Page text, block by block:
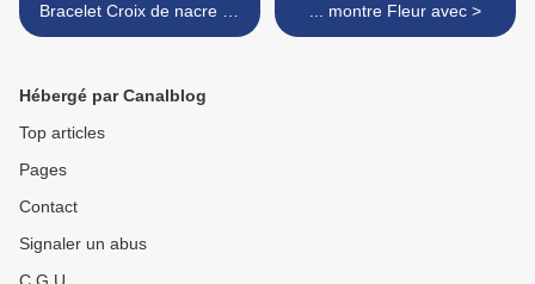
Bracelet Croix de nacre 29
€
... montre Fleur avec >
Hébergé par Canalblog
Top articles
Pages
Contact
Signaler un abus